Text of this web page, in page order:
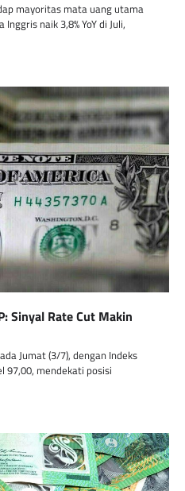
mayoritas mata uang utama
naik 3,8% YoY di Juli,
Sinyal Rate Cut Makin
Jumat (3/7), dengan Indeks
97,00, mendekati posisi